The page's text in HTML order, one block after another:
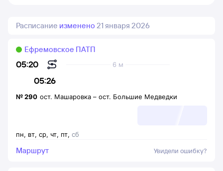
Расписание изменено 21 января 2026
05:20
05:26
6 м
Ефремовское ПАТП
пн, вт, ср, чт, пт, сб
№290 ост. Машаровка – ост. Большие Медведки
Маршрут Увидели ошибку?